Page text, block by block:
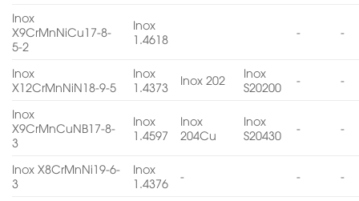
Inox
X9CrMnNiCu17-8-
5-2
Inox
1.4618
- -
Inox
X12CrMnNiN18-9-5
Inox
1.4373
Inox 202
Inox
S20200
- -
Inox
X9CrMnCuNB17-8-
3
Inox
1.4597
Inox
204Cu
Inox
S20430
- -
Inox X8CrMnNi19-6-
3
Inox
1.4376
- - -